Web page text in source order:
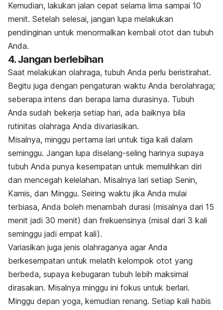
Kemudian, lakukan jalan cepat selama lima sampai 10
menit. Setelah selesai, jangan lupa melakukan
pendinginan untuk menormalkan kembali otot dan tubuh
Anda.
4. Jangan berlebihan
Saat melakukan olahraga, tubuh Anda perlu beristirahat.
Begitu juga dengan pengaturan waktu Anda berolahraga;
seberapa intens dan berapa lama durasinya. Tubuh
Anda sudah bekerja setiap hari, ada baiknya bila
rutinitas olahraga Anda divariasikan.
Misalnya, minggu pertama lari untuk tiga kali dalam
seminggu. Jangan lupa diselang-seling harinya supaya
tubuh Anda punya kesempatan untuk memulihkan diri
dan mencegah kelelahan. Misalnya lari setiap Senin,
Kamis, dan Minggu. Seiring waktu jika Anda mulai
terbiasa, Anda boleh menambah durasi (misalnya dari 15
menit jadi 30 menit) dan frekuensinya (misal dari 3 kali
seminggu jadi empat kali).
Variasikan juga jenis olahraganya agar Anda
berkesempatan untuk melatih kelompok otot yang
berbeda, supaya kebugaran tubuh lebih maksimal
dirasakan. Misalnya minggu ini fokus untuk berlari.
Minggu depan yoga, kemudian renang. Setiap kali habis